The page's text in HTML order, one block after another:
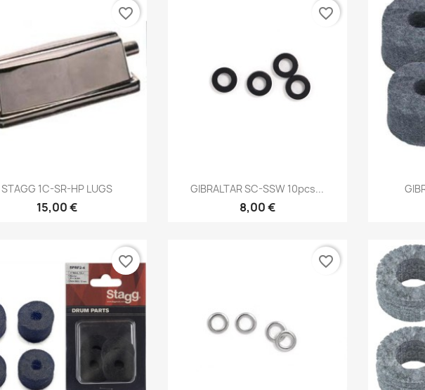
Brzi pregled
STAGG 1C-SR-HP LUGS
15,00 €
favorite_border
Brzi pregled
GIBRALTAR SC-SSW 10pcs...
8,00 €
favorite_border
favorite_border favorite_border